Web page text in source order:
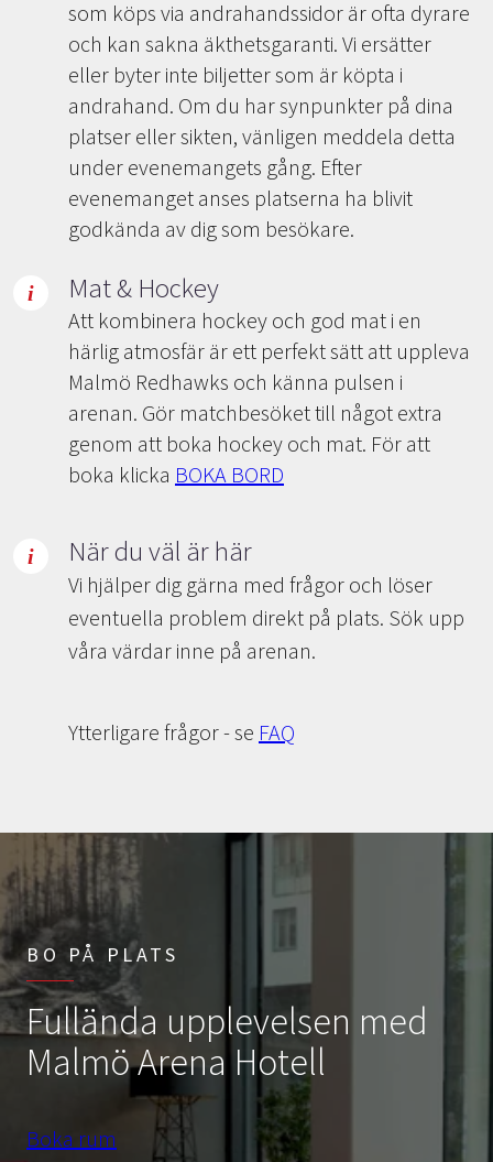
som köps via andrahandssidor är ofta dyrare
och kan sakna äkthetsgaranti. Vi ersätter
eller byter inte biljetter som är köpta i
andrahand. Om du har synpunkter på dina
platser eller sikten, vänligen meddela detta
under evenemangets gång. Efter
evenemanget anses platserna ha blivit
godkända av dig som besökare.
Mat & Hockey
Att kombinera hockey och god mat i en
härlig atmosfär är ett perfekt sätt att uppleva
Malmö Redhawks och känna pulsen i
arenan. Gör matchbesöket till något extra
genom att boka hockey och mat. För att
boka klicka BOKA BORD
När du väl är här
Vi hjälper dig gärna med frågor och löser
eventuella problem direkt på plats. Sök upp
våra värdar inne på arenan.
Ytterligare frågor - se FAQ
BO PÅ PLATS
Fullända upplevelsen med
Malmö Arena Hotell
Boka rum